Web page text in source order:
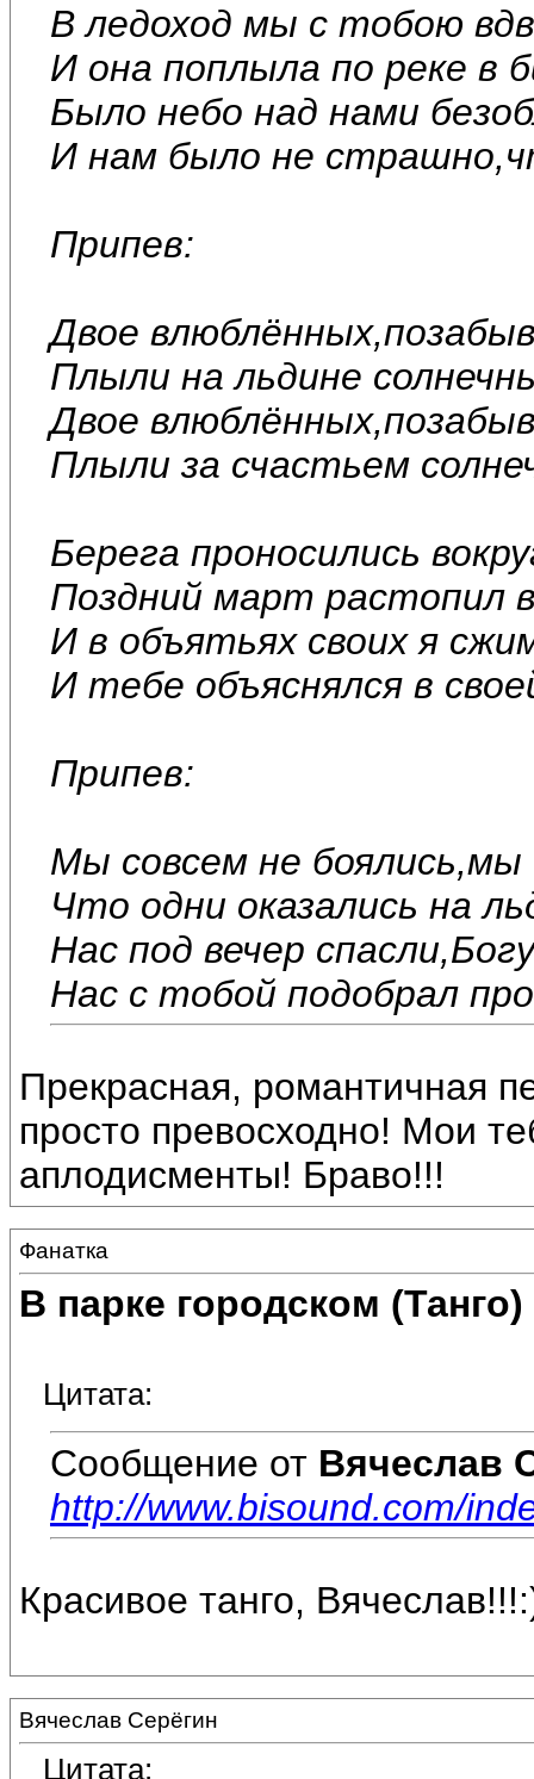
В ледоход мы с тобою
И она поплыла по реке в
Было небо над нами
И нам было не
Припев:
Двое
Плыли на льдине
Двое
Плыли за счастьем
Берега проносились
Поздний март растопил
И в объятьях своих я
И тебе объяснялся в
Припев:
Мы совсем не
Что одни оказались на
Нас под вечер
Нас с тобой подобрал
Прекрасная, романтичная
просто превосходно! Мои
аплодисменты! Браво!!!
Фанатка
В парке городском (Танго)
Цитата:
Сообщение от Вячеслав
http://www.bisound.com/
Красивое танго,
Вячеслав Серёгин
Цитата: